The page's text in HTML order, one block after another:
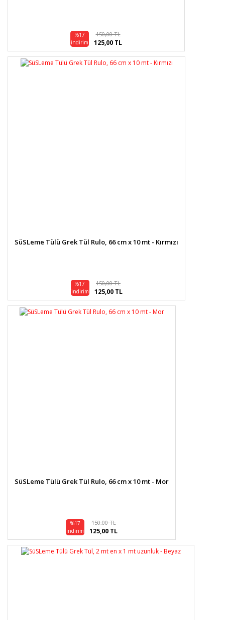
%17
indirim
150,00 TL
125,00 TL
SüSLeme Tülü Grek Tül Rulo, 66 cm x 10 mt - Kırmızı
%17
indirim
150,00 TL
125,00 TL
SüSLeme Tülü Grek Tül Rulo, 66 cm x 10 mt - Mor
%17
indirim
150,00 TL
125,00 TL